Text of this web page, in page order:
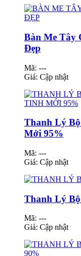
Bàn Me Tây
Đẹp
Mã: ---
Giá: Cập nhật
Thanh Lý
Mới 95%
Mã: ---
Giá: Cập nhật
Thanh Lý
Mã: ---
Giá: Cập nhật